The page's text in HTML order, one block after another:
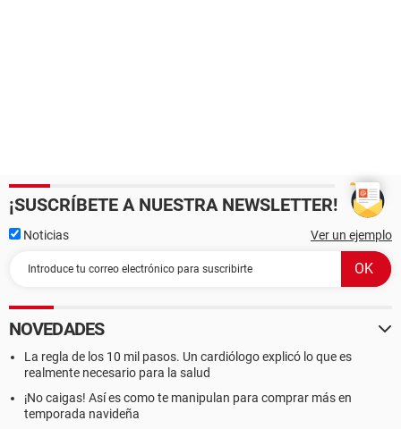
¡SUSCRÍBETE A NUESTRA NEWSLETTER!
Noticias Ver un ejemplo
NOVEDADES
La regla de los 10 mil pasos. Un cardiólogo explicó lo que es
realmente necesario para la salud
¡No caigas! Así es como te manipulan para comprar más en
temporada navideña